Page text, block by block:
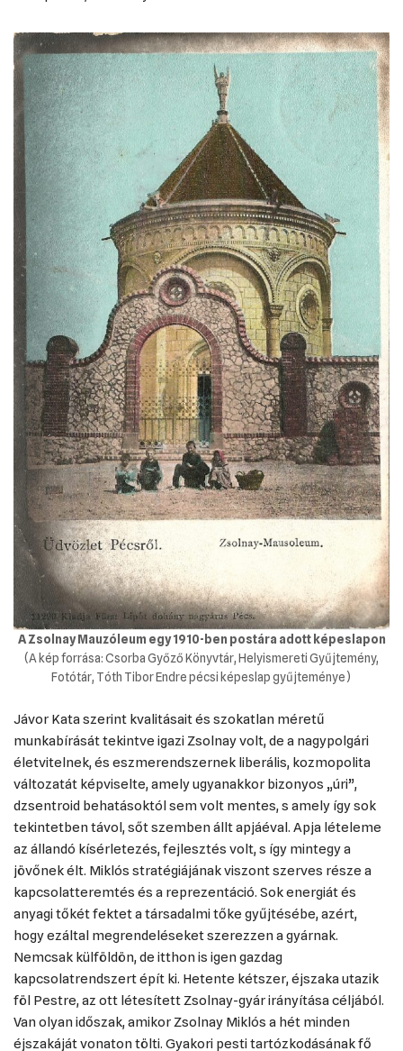
A Zsolnay Mauzóleum egy 1910-ben postára adott képeslapon
(A kép forrása: Csorba Győző Könyvtár, Helyismereti Gyűjtemény,
Fotótár, Tóth Tibor Endre pécsi képeslap gyűjteménye)
Jávor Kata szerint kvalitásait és szokatlan méretű
munkabírását tekintve igazi Zsolnay volt, de a nagypolgári
életvitelnek, és eszmerendszernek liberális, kozmopolita
változatát képviselte, amely ugyanakkor bizonyos „úri”,
dzsentroid behatásoktól sem volt mentes, s amely így sok
tekintetben távol, sőt szemben állt apjáéval. Apja lételeme
az állandó kísérletezés, fejlesztés volt, s így mintegy a
jövőnek élt. Miklós stratégiájának viszont szerves része a
kapcsolatteremtés és a reprezentáció. Sok energiát és
anyagi tőkét fektet a társadalmi tőke gyűjtésébe, azért,
hogy ezáltal megrendeléseket szerezzen a gyárnak.
Nemcsak külföldön, de itthon is igen gazdag
kapcsolatrendszert épít ki. Hetente kétszer, éjszaka utazik
föl Pestre, az ott létesített Zsolnay-gyár irányítása céljából.
Van olyan időszak, amikor Zsolnay Miklós a hét minden
éjszakáját vonaton tölti. Gyakori pesti tartózkodásának fő